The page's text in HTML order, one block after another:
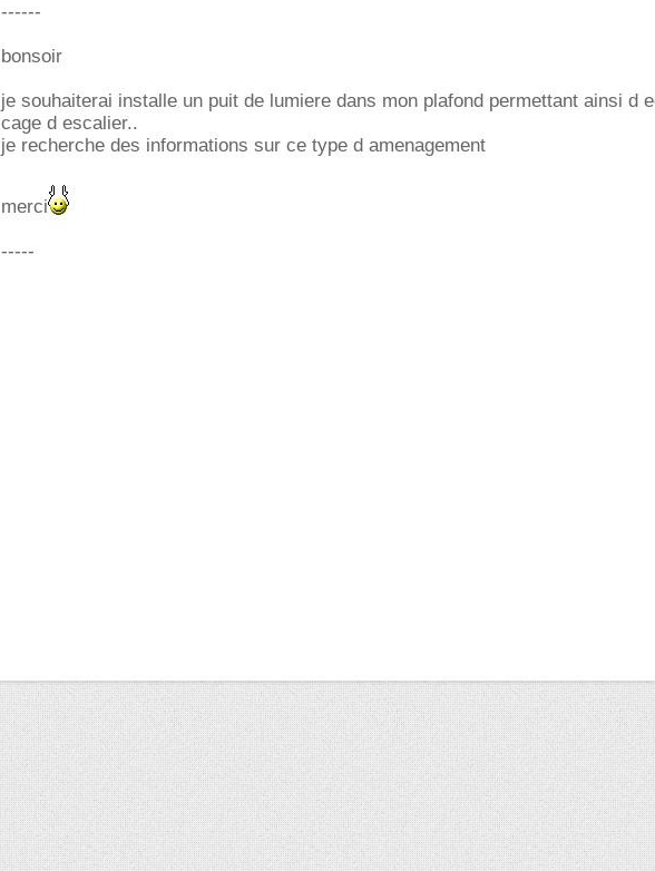
------
bonsoir
je souhaiterai installe un puit de lumiere dans mon plafond permettant ainsi d
cage d escalier..
je recherche des informations sur ce type d amenagement
merci
-----